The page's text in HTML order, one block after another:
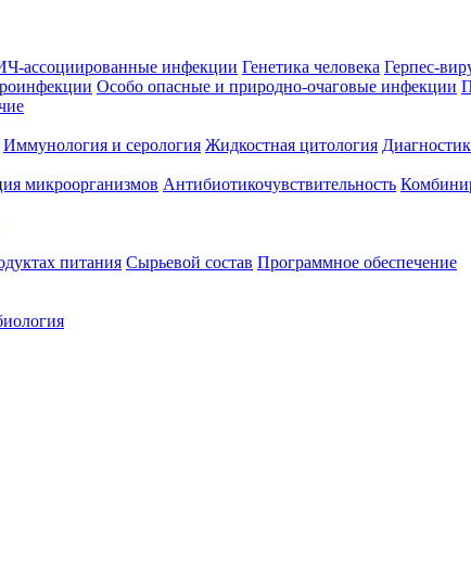
ассоциированные инфекции Генетика человека Герпес-
Особо опасные и природно-очаговые инфекции
Иммунология и серология Жидкостная цитология
микроорганизмов Антибиотикочувствительность
питания Сырьевой состав Программное обеспечение